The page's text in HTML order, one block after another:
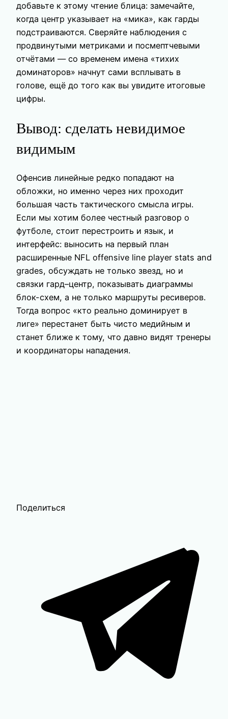
добавьте к этому чтение блица: замечайте,
когда центр указывает на «мика», как гарды
подстраиваются. Сверяйте наблюдения с
продвинутыми метриками и посмептчевыми
отчётами — со временем имена «тихих
доминаторов» начнут сами всплывать в
голове, ещё до того как вы увидите итоговые
цифры.
Вывод: сделать невидимое
видимым
Офенсив линейные редко попадают на
обложки, но именно через них проходит
большая часть тактического смысла игры.
Если мы хотим более честный разговор о
футболе, стоит перестроить и язык, и
интерфейс: выносить на первый план
расширенные NFL offensive line player stats and
grades, обсуждать не только звезд, но и
связки гард–центр, показывать диаграммы
блок-схем, а не только маршруты ресиверов.
Тогда вопрос «кто реально доминирует в
лиге» перестанет быть чисто медийным и
станет ближе к тому, что давно видят тренеры
и координаторы нападения.
Поделиться